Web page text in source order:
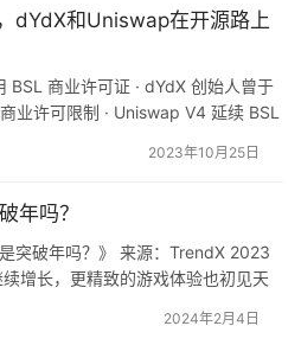
dYdX和Uniswap在开源路上
BSL 商业许可证 · dYdX 创始人曾于
业许可限制 · Uniswap V4 延续 BSL
24 日消息，据 CoinDesk 报道，去
2023年10月25日
年吗？
突破年吗？》 来源：TrendX 2023
增长，更精致的游戏体验也初见天
月至 11 月期间，区块链游戏的投资
2024年2月4日